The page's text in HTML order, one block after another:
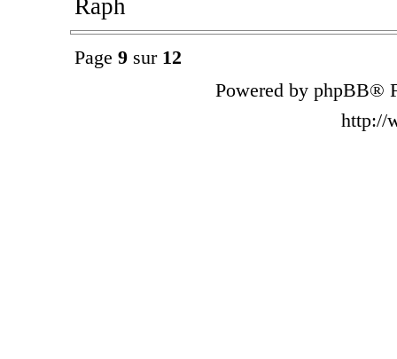
Raph
Page 9sur 12
Powered by phpBB®
http://